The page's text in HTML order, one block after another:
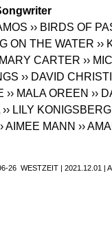
›› BIRDS OF
ON THE WATER ››
CARTER ››
›› DAVID
›› MALA OREEN ››
›› LILY KONIGSBERG
AIMEE MANN ››
26 WESTZEIT | 2021.12.01 |